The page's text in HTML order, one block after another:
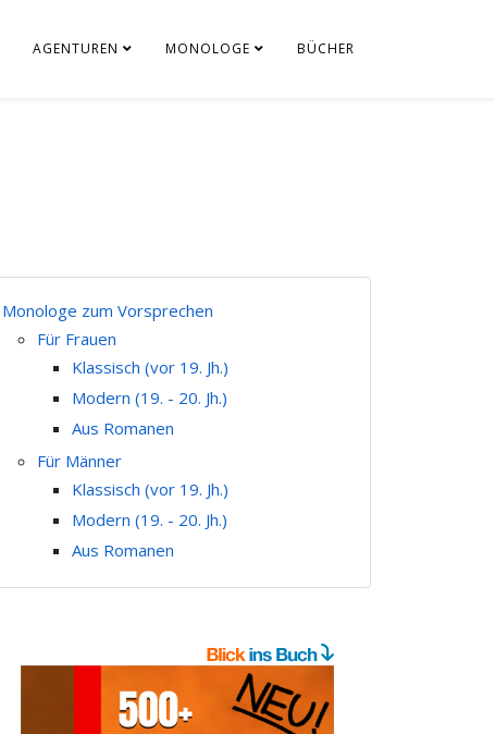
AGENTUREN MONOLOGE BÜCHER
Monologe zum Vorsprechen
Für Frauen
Klassisch (vor 19. Jh.)
Modern (19. - 20. Jh.)
Aus Romanen
Für Männer
Klassisch (vor 19. Jh.)
Modern (19. - 20. Jh.)
Aus Romanen